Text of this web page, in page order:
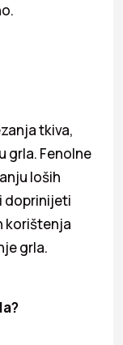
tkiva,
grla. Fenolne
loših
doprinijeti
korištenja
grla.